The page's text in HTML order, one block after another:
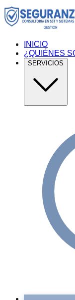
INICIO
¿QUIÉNES
SERVICIOS